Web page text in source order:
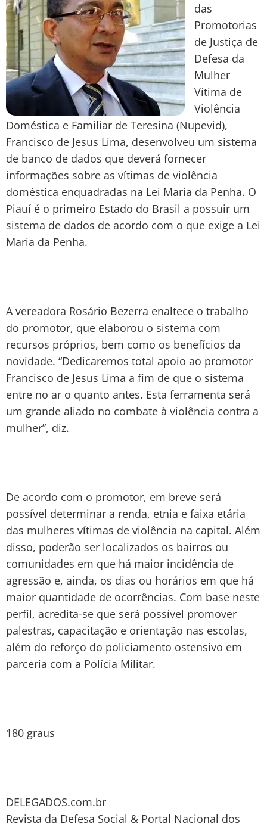
das
Promotorias
de Justiça de
Defesa da
Mulher
Vítima de
Violência
Doméstica e Familiar de Teresina (Nupevid),
Francisco de Jesus Lima, desenvolveu um sistema
de banco de dados que deverá fornecer
informações sobre as vítimas de violência
doméstica enquadradas na Lei Maria da Penha. O
Piauí é o primeiro Estado do Brasil a possuir um
sistema de dados de acordo com o que exige a Lei
Maria da Penha.
A vereadora Rosário Bezerra enaltece o trabalho
do promotor, que elaborou o sistema com
recursos próprios, bem como os benefícios da
novidade. “Dedicaremos total apoio ao promotor
Francisco de Jesus Lima a fim de que o sistema
entre no ar o quanto antes. Esta ferramenta será
um grande aliado no combate à violência contra a
mulher”, diz.
De acordo com o promotor, em breve será
possível determinar a renda, etnia e faixa etária
das mulheres vítimas de violência na capital. Além
disso, poderão ser localizados os bairros ou
comunidades em que há maior incidência de
agressão e, ainda, os dias ou horários em que há
maior quantidade de ocorrências. Com base neste
perfil, acredita-se que será possível promover
palestras, capacitação e orientação nas escolas,
além do reforço do policiamento ostensivo em
parceria com a Polícia Militar.
180 graus
DELEGADOS.com.br
Revista da Defesa Social & Portal Nacional dos